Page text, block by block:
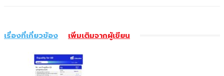
เรื่องที่เกี่ยวข้อง เพิ่มเติมจากผู้เขียน